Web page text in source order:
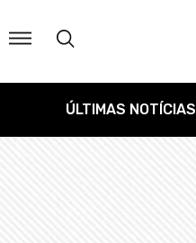
ÚLTIMAS NOTÍCIAS